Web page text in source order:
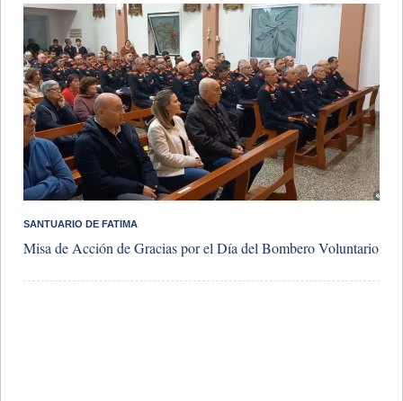
SANTUARIO DE FATIMA
Misa de Acción de Gracias por el Día del Bombero Voluntario